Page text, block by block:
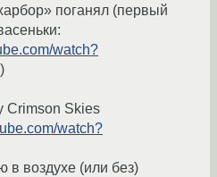
поганял (первый
watch?
)
Crimson Skies
watch?
в воздухе (или без)